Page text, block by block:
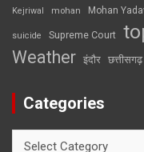
Kejriwal mohan Mohan
suicide Supreme Court
Weather इंदौर छत्तीसगढ़
Categories